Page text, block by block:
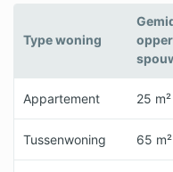
Type woning
Appartement 25 m²
Tussenwoning 65 m²